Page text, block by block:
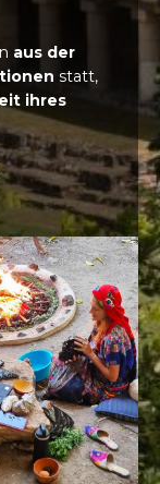
aus der
statt,
ihres